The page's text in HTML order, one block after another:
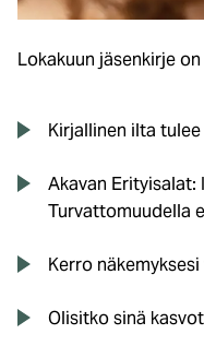
Lokakuun jäsenkirje
Kirjallinen ilta tulee
Akavan
Turvattomuudella
Kerro
Olisitko sinä